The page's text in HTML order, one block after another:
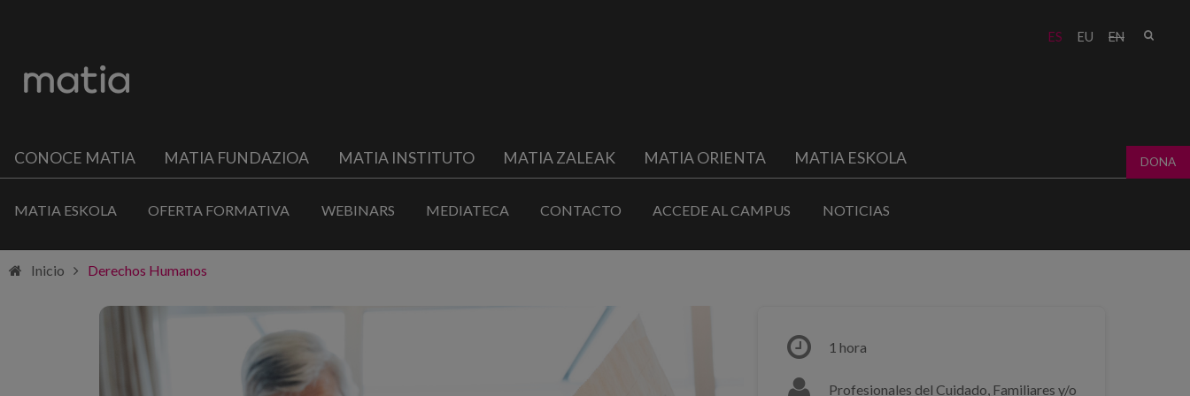
ES EU EN
CONOCE MATIA MATIA FUNDAZIOA MATIA INSTITUTO MATIA ZALEAK MATIA ORIENTA MATIA ESKOLA DONA
MATIA ESKOLA OFERTA FORMATIVA WEBINARS MEDIATECA CONTACTO ACCEDE AL CAMPUS NOTICIAS
Inicio Derechos Humanos
1 hora
Profesionales del Cuidado, Familiares y/o